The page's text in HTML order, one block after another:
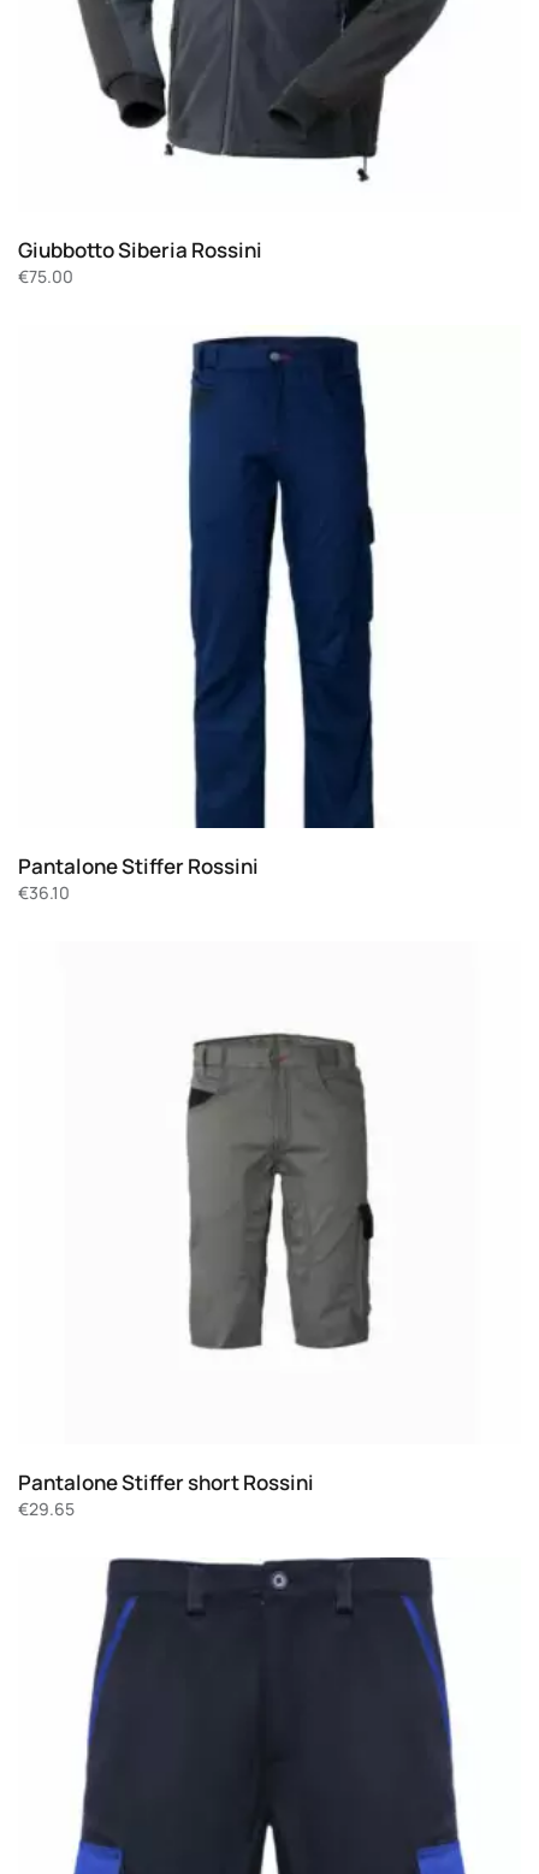
Giubbotto Siberia Rossini
€75.00
Pantalone Stiffer Rossini
€36.10
Pantalone Stiffer short Rossini
€29.65